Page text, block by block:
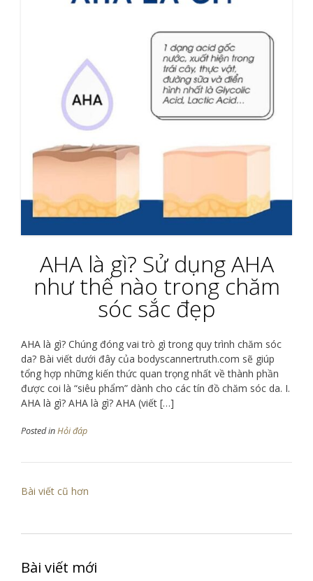
AHA là gì? Sử dụng AHA
như thế nào trong chăm
sóc sắc đẹp
AHA là gì? Chúng đóng vai trò gì trong quy trình chăm sóc
da? Bài viết dưới đây của bodyscannertruth.com sẽ giúp
tổng hợp những kiến ​​thức quan trọng nhất về thành phần
được coi là “siêu phẩm” dành cho các tín đồ chăm sóc da. I.
AHA là gì? AHA là gì? AHA (viết […]
Posted inHỏi đáp
Điều
bài
Bài viết cũ hơn
Bài viết mới